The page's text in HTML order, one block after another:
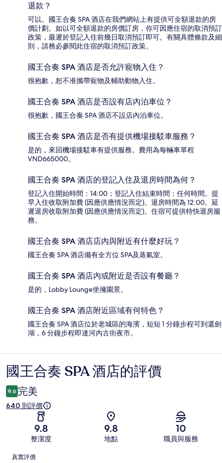
退款？
可以。國王合奏 SPA 酒店在我們網站上有提供可全額退款的房
價計劃。如以可全額退款的房價訂房，你可因應住宿的取消預訂
政策，最遲於登記入住前幾日取消預訂即可。有關具體條款及細
則，請務必參閱此住宿的取消預訂政策。
國王合奏 SPA 酒店是否允許寵物入住？
很抱歉，恕不准攜帶寵物及輔助動物入住。
國王合奏 SPA 酒店是否設有店內泊車位？
很抱歉，國王合奏 SPA 酒店不設店內泊車位。
國王合奏 SPA 酒店是否有提供機場接駁車服務？
是的，來回機場接駁車有提供服務。費用為每輛車單程
VND665000。
國王合奏 SPA 酒店的登記入住及退房時間為何？
登記入住開始時間：14:00；登記入住結束時間：任何時間。提
早入住收取附加費 (因應供應情況而定)。退房時間為 12:00。延
遲退房收取附加費 (因應供應情況而定)。住宿可提供特快退房服
務。
國王合奏 SPA 酒店店內與附近有什麼好玩？
國王合奏 SPA 酒店備有全方位 SPA及蒸氣室。
國王合奏 SPA 酒店內或附近是否設有餐廳？
是的，Lobby Lounge坐擁園景。
國王合奏 SPA 酒店附近區域有何特色？
國王合奏 SPA 酒店位於老城區的海濱，短短 1 分鐘步程可到還劍
湖，6 分鐘步程即達河內古街夜市。
評
價
國王合奏 SPA 酒店的評價
9.6 完美
640 則評價
9.8
整潔度
9.8
地點
10
職員與服務
評
真實評價